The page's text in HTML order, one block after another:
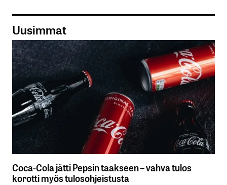
Uusimmat
Coca-Cola jätti Pepsin taakseen – vahva tulos
korotti myös tulosohjeistusta